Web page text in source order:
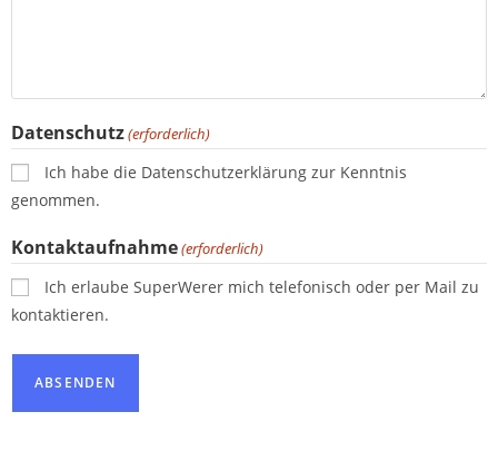
Datenschutz(erforderlich)
Ich habe die Datenschutzerklärung zur Kenntnis
genommen.
Kontaktaufnahme(erforderlich)
Ich erlaube SuperWerer mich telefonisch oder per Mail zu
kontaktieren.